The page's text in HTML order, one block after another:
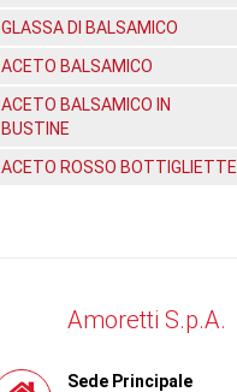
GLASSA DI BALSAMICO
ACETO BALSAMICO
ACETO BALSAMICO IN
BUSTINE
ACETO ROSSO BOTTIGLIETTE
Amoretti S.p.A.
Sede Principale